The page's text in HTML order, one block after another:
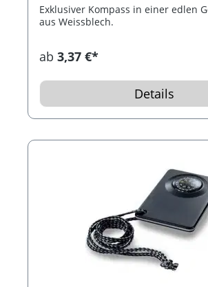
Exklusiver Kompass in einer edlen
aus Weissblech.
ab 3,37 €*
Details